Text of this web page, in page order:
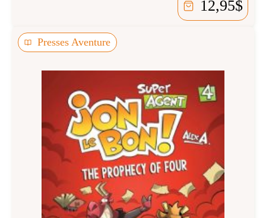
12,95$
Presses Aventure